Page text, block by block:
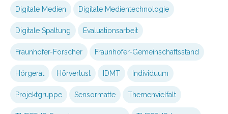
Digitale Medien Digitale Medientechnologie
Digitale Spaltung Evaluationsarbeit
Fraunhofer-Forscher Fraunhofer-Gemeinschaftsstand
Hörgerät Hörverlust IDMT Individuum
Projektgruppe Sensormatte Themenvielfalt